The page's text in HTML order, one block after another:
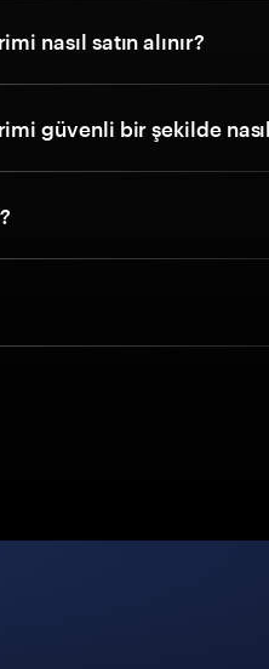
nasıl satın alınır?
güvenli bir şekilde